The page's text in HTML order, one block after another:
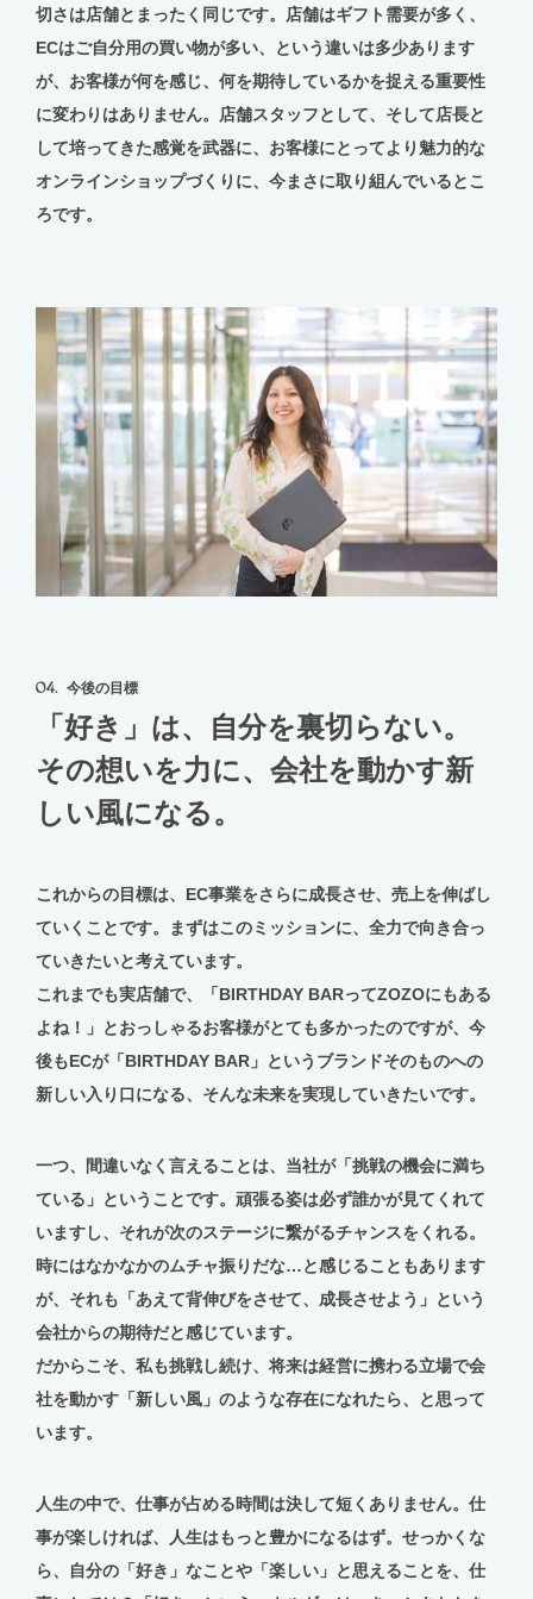
切さは店舗とまったく同じです。店舗はギフト需要が多く、
ECはご自分用の買い物が多い、という違いは多少あります
が、お客様が何を感じ、何を期待しているかを捉える重要性
に変わりはありません。店舗スタッフとして、そして店長と
して培ってきた感覚を武器に、お客様にとってより魅力的な
オンラインショップづくりに、今まさに取り組んでいるとこ
ろです。
04. 今後の目標
「好き」は、自分を裏切らない。
その想いを力に、会社を動かす新
しい風になる。
これからの目標は、EC事業をさらに成長させ、売上を伸ばし
ていくことです。まずはこのミッションに、全力で向き合っ
ていきたいと考えています。
これまでも実店舗で、「BIRTHDAY BARってZOZOにもある
よね！」とおっしゃるお客様がとても多かったのですが、今
後もECが「BIRTHDAY BAR」というブランドそのものへの
新しい入り口になる、そんな未来を実現していきたいです。
一つ、間違いなく言えることは、当社が「挑戦の機会に満ち
ている」ということです。頑張る姿は必ず誰かが見てくれて
いますし、それが次のステージに繋がるチャンスをくれる。
時にはなかなかのムチャ振りだな…と感じることもあります
が、それも「あえて背伸びをさせて、成長させよう」という
会社からの期待だと感じています。
だからこそ、私も挑戦し続け、将来は経営に携わる立場で会
社を動かす「新しい風」のような存在になれたら、と思って
います。
人生の中で、仕事が占める時間は決して短くありません。仕
事が楽しければ、人生はもっと豊かになるはず。せっかくな
ら、自分の「好き」なことや「楽しい」と思えることを、仕